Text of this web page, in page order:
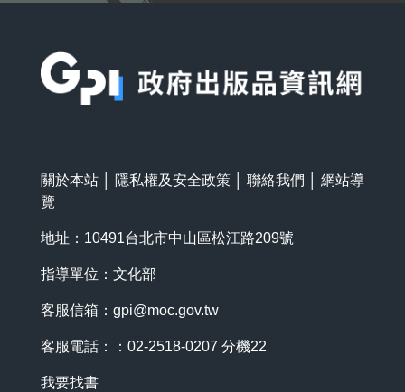
關於本站 隱私權及安全政策 聯絡我們
網站導
覽
地址：10491台北市中山區松江路209號
指導單位：文化部
客服信箱： gpi@moc.gov.tw
客服電話：：02-2518-0207 分機22
我要找書